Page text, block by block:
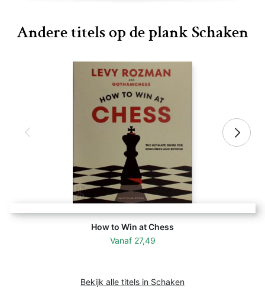
Andere titels op de plank Schaken
How to Win at Chess
Vanaf 27,49
Bekijk alle titels in Schaken